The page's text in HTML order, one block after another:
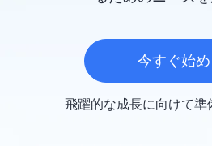
今すぐ始
飛躍的な成長に向けて準